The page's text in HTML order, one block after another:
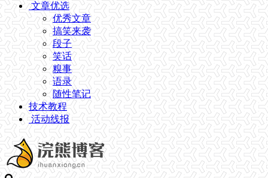
文章优选
优秀文章
搞笑来袭
段子
笑话
糗事
语录
随性笔记
技术教程
活动线报